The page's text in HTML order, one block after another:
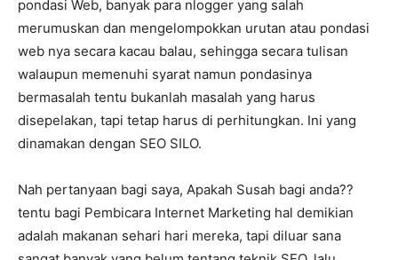
pondasi Web, banyak para nlogger yang salah
merumuskan dan mengelompokkan urutan atau pondasi
web nya secara kacau balau, sehingga secara tulisan
walaupun memenuhi syarat namun pondasinya
bermasalah tentu bukanlah masalah yang harus
disepelakan, tapi tetap harus di perhitungkan. Ini yang
dinamakan dengan SEO SILO.
Nah pertanyaan bagi saya, Apakah Susah bagi anda??
tentu bagi Pembicara Internet Marketing hal demikian
adalah makanan sehari hari mereka, tapi diluar sana